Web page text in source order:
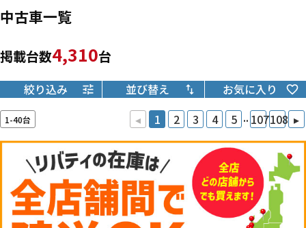
中古車一覧
掲載台数4,310台
絞り込み 並び替え お気に入り
1-40台 ◂ 1 2 3 4 5 .. 107108 ▸